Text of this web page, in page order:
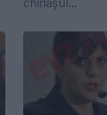
chiriașul...